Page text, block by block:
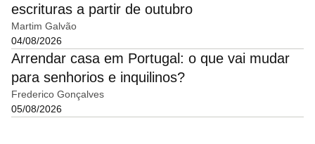
escrituras a partir de outubro
Martim Galvão
04/08/2026
Arrendar casa em Portugal: o que vai mudar
para senhorios e inquilinos?
Frederico Gonçalves
05/08/2026